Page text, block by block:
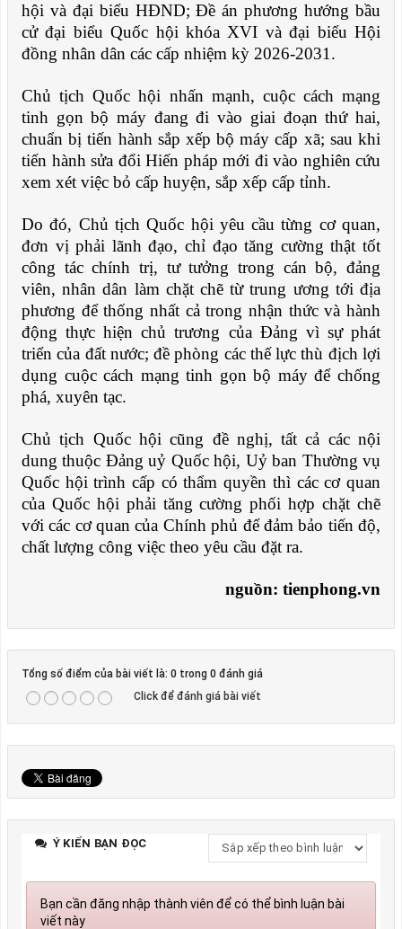
hội và đại biểu HĐND; Đề án phương hướng bầu
cử đại biểu Quốc hội khóa XVI và đại biểu Hội
đồng nhân dân các cấp nhiệm kỳ 2026-2031.
Chủ tịch Quốc hội nhấn mạnh, cuộc cách mạng
tinh gọn bộ máy đang đi vào giai đoạn thứ hai,
chuẩn bị tiến hành sắp xếp bộ máy cấp xã; sau khi
tiến hành sửa đổi Hiến pháp mới đi vào nghiên cứu
xem xét việc bỏ cấp huyện, sắp xếp cấp tỉnh.
Do đó, Chủ tịch Quốc hội yêu cầu từng cơ quan,
đơn vị phải lãnh đạo, chỉ đạo tăng cường thật tốt
công tác chính trị, tư tưởng trong cán bộ, đảng
viên, nhân dân làm chặt chẽ từ trung ương tới địa
phương để thống nhất cả trong nhận thức và hành
động thực hiện chủ trương của Đảng vì sự phát
triển của đất nước; đề phòng các thế lực thù địch lợi
dụng cuộc cách mạng tinh gọn bộ máy để chống
phá, xuyên tạc.
Chủ tịch Quốc hội cũng đề nghị, tất cả các nội
dung thuộc Đảng uỷ Quốc hội, Uỷ ban Thường vụ
Quốc hội trình cấp có thẩm quyền thì các cơ quan
của Quốc hội phải tăng cường phối hợp chặt chẽ
với các cơ quan của Chính phủ để đảm bảo tiến độ,
chất lượng công việc theo yêu cầu đặt ra.
nguồn: tienphong.vn
Tổng số điểm của bài viết là: 0 trong 0 đánh giá
Click để đánh giá bài viết
Ý KIẾN BẠN ĐỌC
Bạn cần đăng nhập thành viên để có thể bình luận bài
viết này